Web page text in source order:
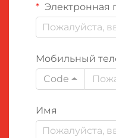
Электронная
Мобильный
Code
Имя